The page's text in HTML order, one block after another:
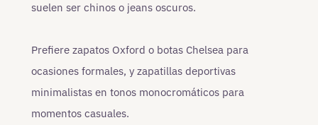
suelen ser chinos o jeans oscuros.
Prefiere zapatos Oxford o botas Chelsea para
ocasiones formales, y zapatillas deportivas
minimalistas en tonos monocromáticos para
momentos casuales.